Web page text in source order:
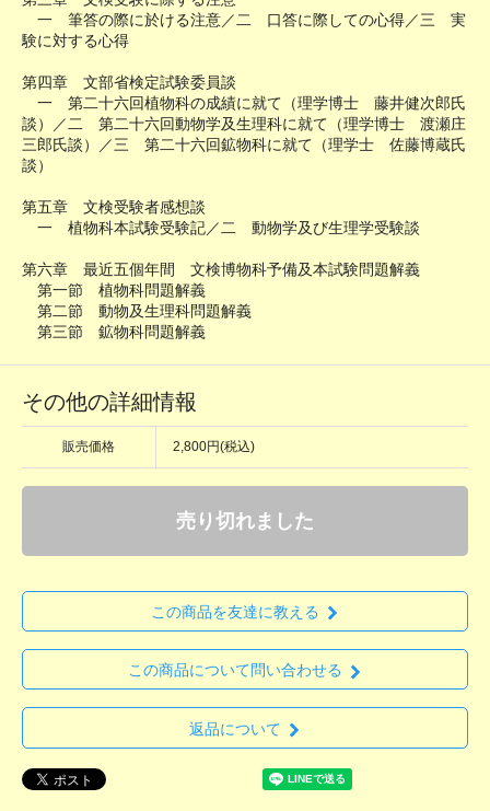
一 筆答の際に於ける注意／二 口答に際しての心得／三 実
験に対する心得
第四章 文部省検定試験委員談
一 第二十六回植物科の成績に就て（理学博士 藤井健次郎氏
談）／二 第二十六回動物学及生理科に就て（理学博士 渡瀬庄
三郎氏談）／三 第二十六回鉱物科に就て（理学士 佐藤博蔵氏
談）
第五章 文検受験者感想談
一 植物科本試験受験記／二 動物学及び生理学受験談
第六章 最近五個年間 文検博物科予備及本試験問題解義
第一節 植物科問題解義
第二節 動物及生理科問題解義
第三節 鉱物科問題解義
その他の詳細情報
販売価格 2,800円(税込)
売り切れました
この商品を友達に教える
この商品について問い合わせる
返品について